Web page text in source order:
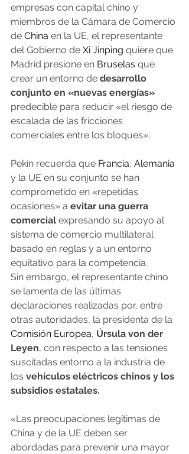
empresas con capital chino y
miembros de la Cámara de Comercio
de China en la UE, el representante
del Gobierno de Xi Jinping quiere que
Madrid presione en Bruselas que
crear un entorno de desarrollo
conjunto en «nuevas energías»
predecible para reducir «el riesgo de
escalada de las fricciones
comerciales entre los bloques».
Pekín recuerda que Francia, Alemania
y la UE en su conjunto se han
comprometido en «repetidas
ocasiones» a evitar una guerra
comercial expresando su apoyo al
sistema de comercio multilateral
basado en reglas y a un entorno
equitativo para la competencia.
Sin embargo, el representante chino
se lamenta de las últimas
declaraciones realizadas por, entre
otras autoridades, la presidenta de la
Comisión Europea, Úrsula von der
Leyen, con respecto a las tensiones
suscitadas entorno a la industria de
los vehículos eléctricos chinos y los
subsidios estatales.
«Las preocupaciones legítimas de
China y de la UE deben ser
abordadas para prevenir una mayor